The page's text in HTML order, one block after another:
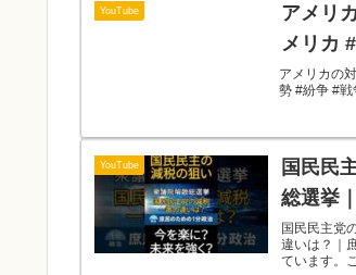
YouTube
アメリ
メリカ
アメリカの
勢 #紛争 #
YouTube
国民民
総選挙
国民民主党
違いは？｜
ています。